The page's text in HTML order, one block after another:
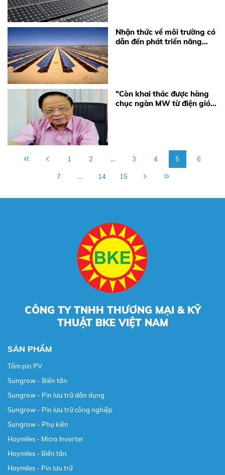
Nhận thức về môi trường có
dẫn đến phát triển năng
"Còn khai thác được hàng
chục ngàn MW từ điện gió,
1 2 ... 3 4 5 6
7 ... 14 15
CÔNG TY TNHH THƯƠNG MẠI & KỸ
THUẬT BKE VIỆT NAM
SẢN PHẨM
Tấm pin PV
Sungrow - Biến tần
Sungrow - Pin lưu trữ dân dụng
Sungrow - Pin lưu trữ công nghiệp
Sungrow - Phụ kiện
Hoymiles - Micro Inverter
Hoymiles - Biến tần
Hoymiles - Pin lưu trữ